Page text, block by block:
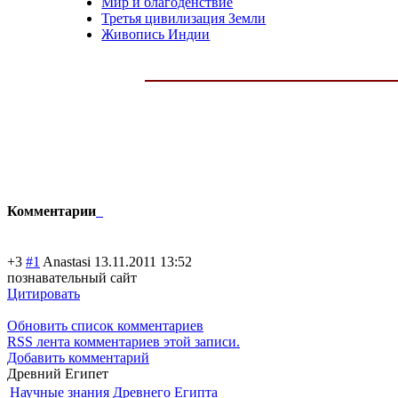
Третья цивилизация Земли
Живопись Индии
Комментарии
+3 #1 Anastasi 13.11.2011 13:52
познавательный сайт
Цитировать
Обновить список комментариев
RSS лента комментариев этой записи.
Добавить комментарий
Древний Египет
Научные знания Древнего Египта